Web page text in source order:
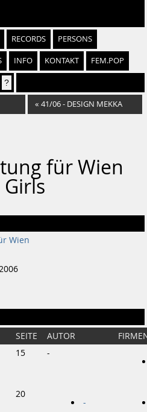
RECORDS PERSONS
INFO KONTAKT FEM.POP
« 41/06 - DESIGN MEKKA
für Wien
Wien
SEITE AUTOR
15 -
20
-